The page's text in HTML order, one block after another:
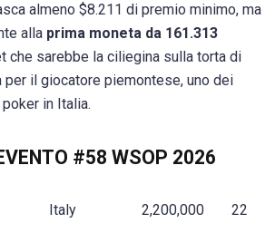
almeno $8.211 di premio minimo, ma
alla prima moneta da 161.313
che sarebbe la ciliegina sulla torta di
per il giocatore piemontese, uno dei
in Italia.
#58 WSOP 2026
Italy 2,200,000 22